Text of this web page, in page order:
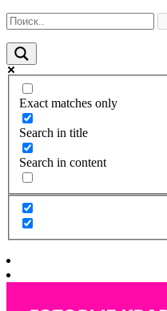
Exact matches only
Search in title
Search in content